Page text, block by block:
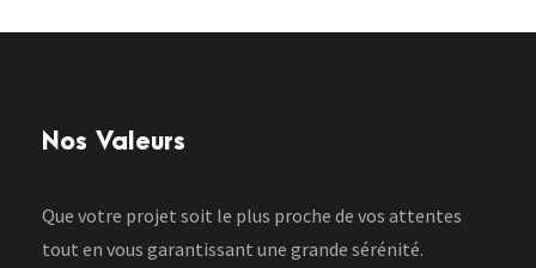
Nos Valeurs
Que votre projet soit le plus proche de vos attentes
tout en vous garantissant une grande sérénité.